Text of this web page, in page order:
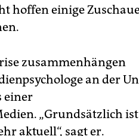
hoffen einige
zusammenhängen
an der
einer
„Grundsätzlich ist
aktuell“, sagt er.